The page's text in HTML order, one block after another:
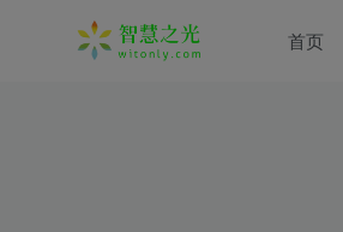
首页